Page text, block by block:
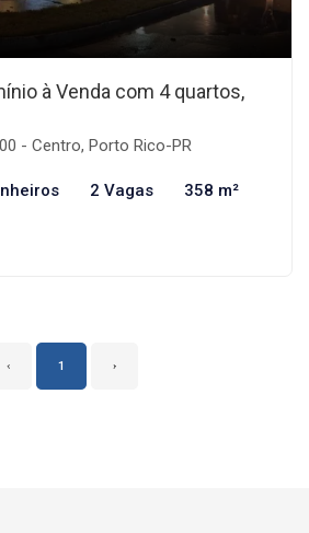
à Venda com 4 quartos,
- Centro, Porto Rico-PR
2 Vagas 358 m²
‹ 1 ›